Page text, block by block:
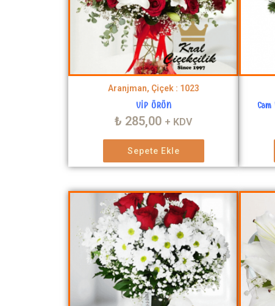
Aranjman, Çiçek : 1023
VİP ÜRÜN
₺ 285,00 + KDV
Sepete Ekle